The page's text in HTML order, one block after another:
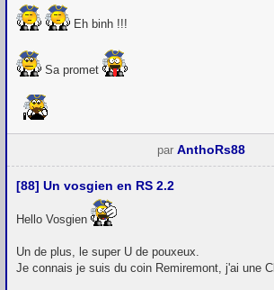
Eh binh !!!
Sa promet
par AnthoRs88
[88] Un vosgien en RS 2.2
Hello Vosgien
Un de plus, le super U de pouxeux.
Je connais je suis du coin Remiremont, j'ai une